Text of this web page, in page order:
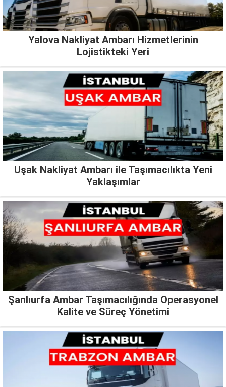
Yalova Nakliyat Ambarı Hizmetlerinin
Lojistikteki Yeri
Uşak Nakliyat Ambarı ile Taşımacılıkta Yeni
Yaklaşımlar
Şanlıurfa Ambar Taşımacılığında Operasyonel
Kalite ve Süreç Yönetimi